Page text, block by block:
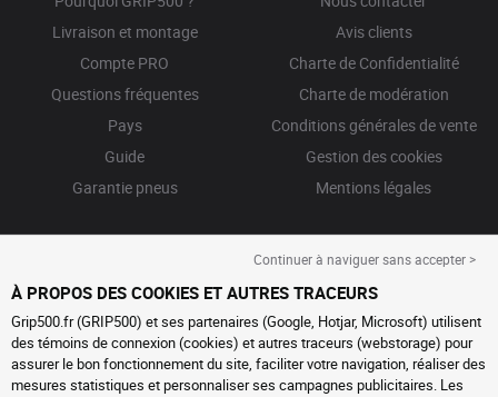
Livraison et montage
Compte PRO
Questions fréquentes
Pays
Guide
Garantie pneus
Avis clients
Charte de Confidentialité
Charte de modération
Conditions générales de vente
Gestion des cookies
Mentions légales
Continuer à naviguer sans accepter >
À PROPOS DES COOKIES ET AUTRES TRACEURS
Grip500.fr (GRIP500) et ses partenaires (Google, Hotjar, Microsoft) utilisent
des témoins de connexion (cookies) et autres traceurs (webstorage) pour
assurer le bon fonctionnement du site, faciliter votre navigation, réaliser des
mesures statistiques et personnaliser ses campagnes publicitaires. Les